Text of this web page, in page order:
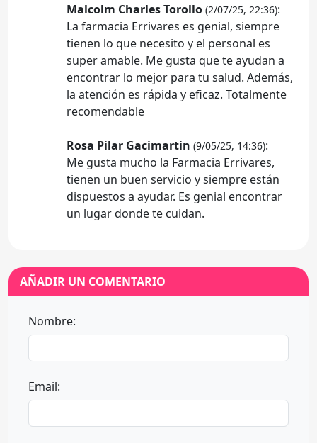
Malcolm Charles Torollo (2/07/25, 22:36):
La farmacia Errivares es genial, siempre
tienen lo que necesito y el personal es
super amable. Me gusta que te ayudan a
encontrar lo mejor para tu salud. Además,
la atención es rápida y eficaz. Totalmente
recomendable
Rosa Pilar Gacimartin (9/05/25, 14:36):
Me gusta mucho la Farmacia Errivares,
tienen un buen servicio y siempre están
dispuestos a ayudar. Es genial encontrar
un lugar donde te cuidan.
AÑADIR UN COMENTARIO
Nombre:
Email: